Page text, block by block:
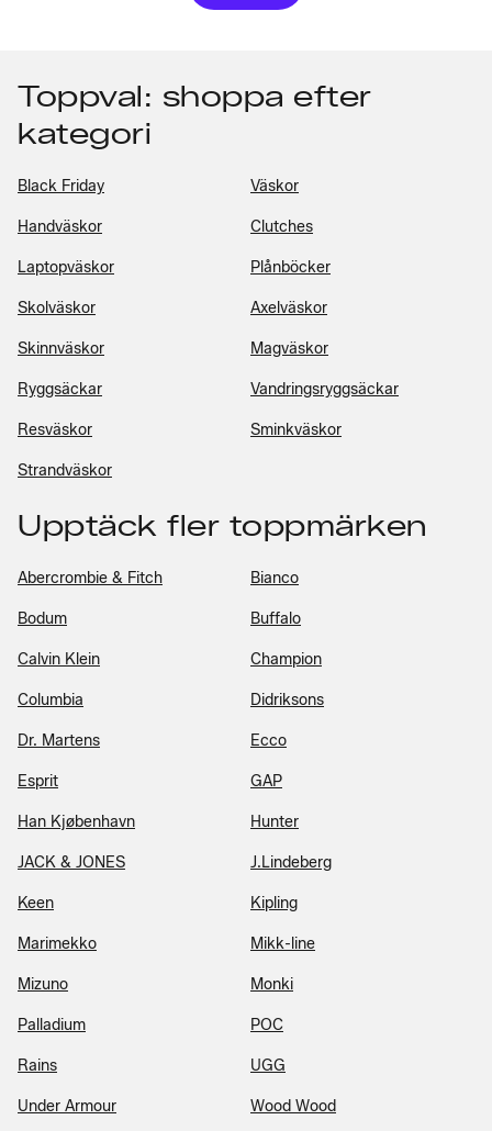
Toppval: shoppa efter
kategori
Black Friday Väskor
Handväskor Clutches
Laptopväskor Plånböcker
Skolväskor Axelväskor
Skinnväskor Magväskor
Ryggsäckar Vandringsryggsäckar
Resväskor Sminkväskor
Strandväskor
Upptäck fler toppmärken
Abercrombie & Fitch Bianco
Bodum Buffalo
Calvin Klein Champion
Columbia Didriksons
Dr. Martens Ecco
Esprit GAP
Han Kjøbenhavn Hunter
JACK & JONES J.Lindeberg
Keen Kipling
Marimekko Mikk-line
Mizuno Monki
Palladium POC
Rains UGG
Under Armour Wood Wood